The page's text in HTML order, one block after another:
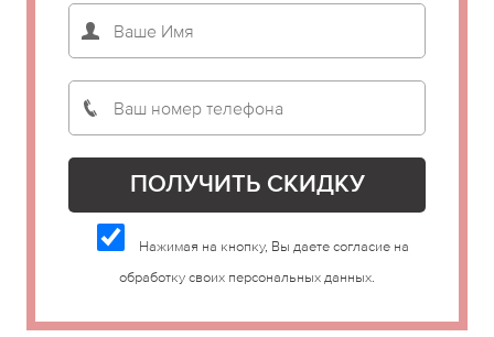
Нажимая на кнопку, Вы даете согласие на
обработку своих персональных данных.